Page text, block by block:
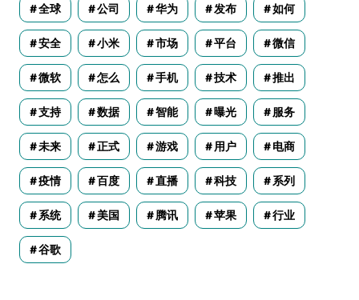
全球 公司 华为 发布 如何
安全 小米 市场 平台 微信
微软 怎么 手机 技术 推出
支持 数据 智能 曝光 服务
未来 正式 游戏 用户 电商
疫情 百度 直播 科技 系列
系统 美国 腾讯 苹果 行业
谷歌